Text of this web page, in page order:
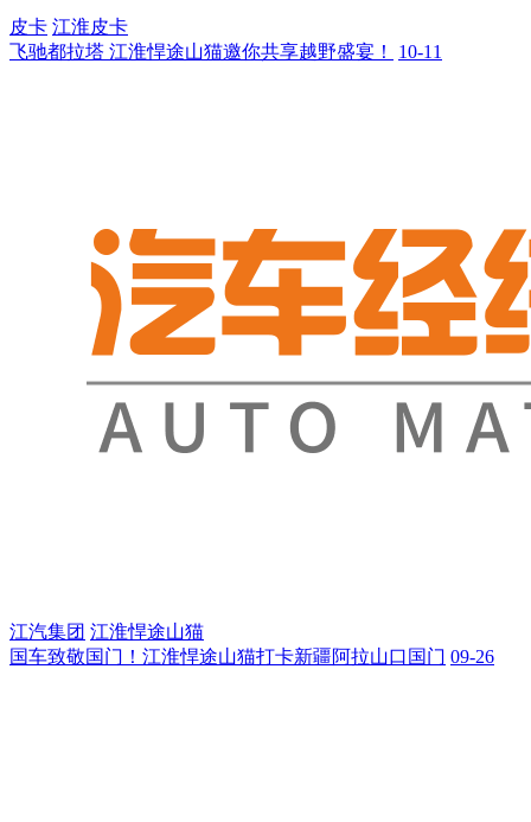
皮卡 江淮皮卡
飞驰都拉塔 江淮悍途山猫邀你共享越野盛宴！
10-11
江汽集团 江淮悍途山猫
国车致敬国门！江淮悍途山猫打卡新疆阿拉山口国门 09-26